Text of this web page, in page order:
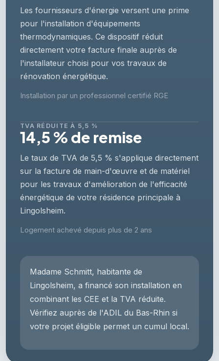
Les fournisseurs d'énergie versent une prime
pour l'installation d'équipements
thermodynamiques. Ce dispositif réduit
directement votre facture finale auprès de
l'installateur choisi pour vos travaux de
rénovation énergétique.
Installation par un professionnel certifié RGE
TVA RÉDUITE À 5,5 %
14,5 % de remise
Le taux de TVA de 5,5 % s'applique directement
sur la facture de main-d'œuvre et de matériel
pour les travaux d'amélioration de l'efficacité
énergétique de votre résidence principale à
Lingolsheim.
Logement achevé depuis plus de 2 ans
Madame Schmitt, habitante de
Lingolsheim, a financé son installation en
combinant les CEE et la TVA réduite.
Vérifiez auprès de l'ADIL du Bas-Rhin si
votre projet éligible permet un cumul local.